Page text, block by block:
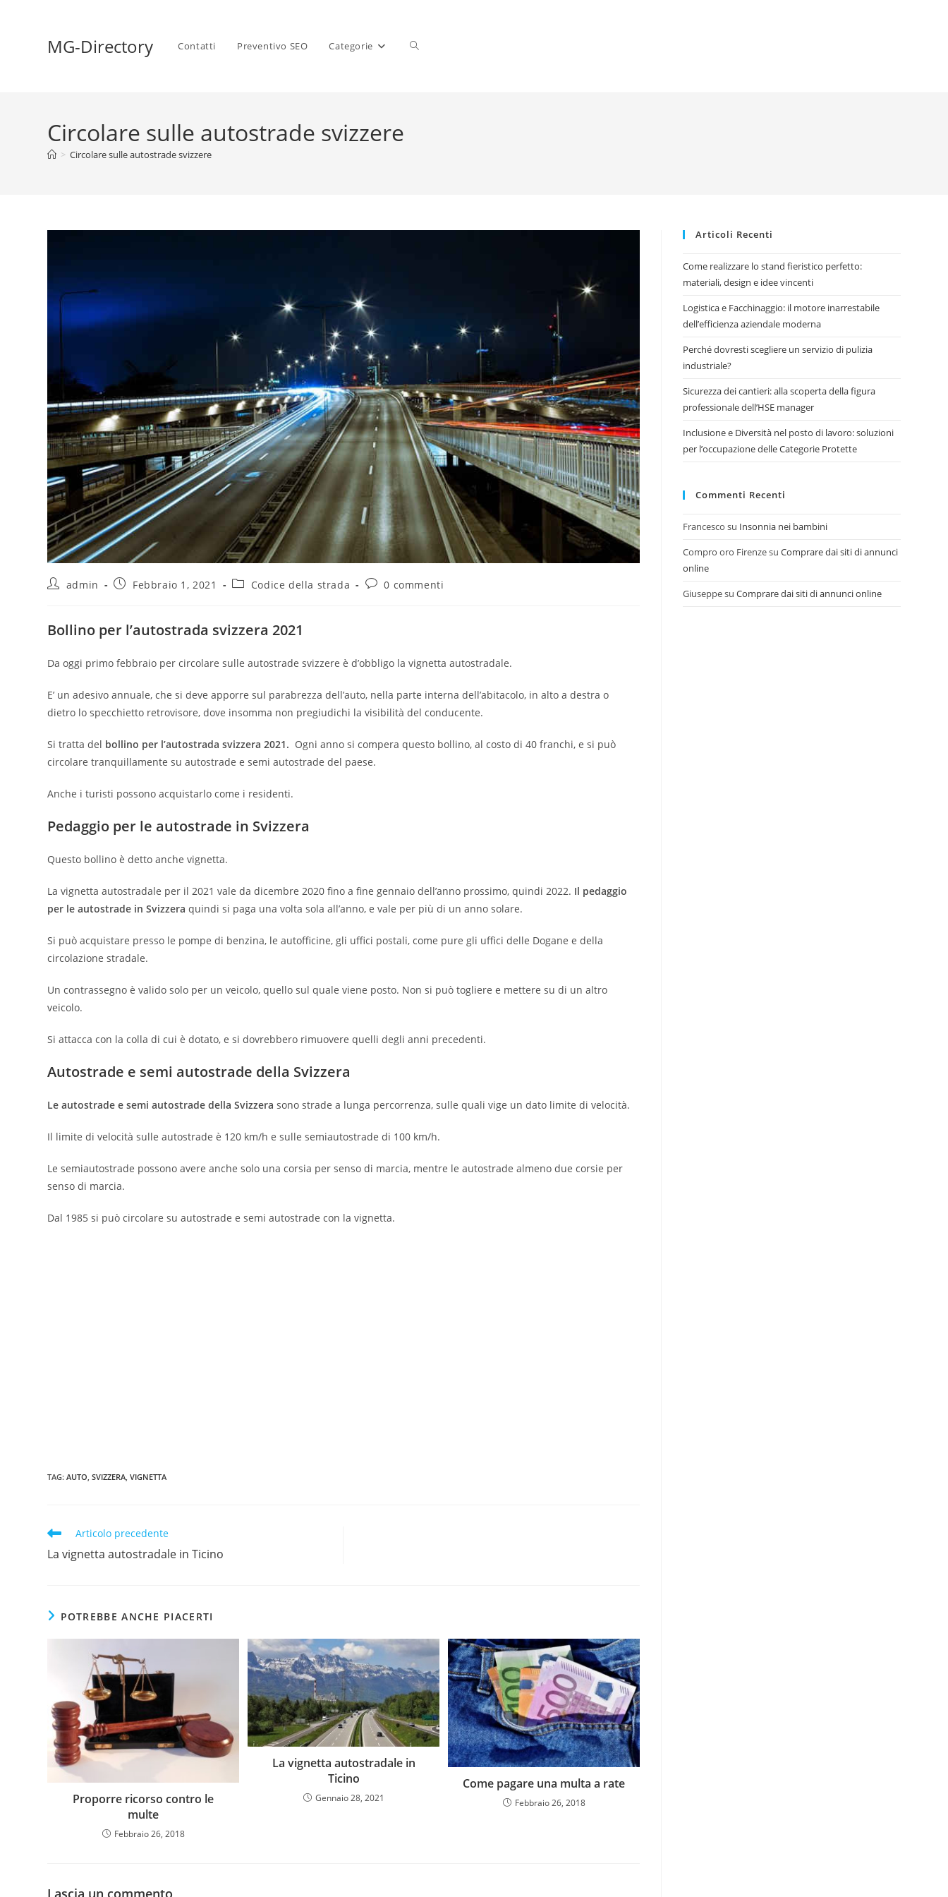
MG-Directory Contatti Preventivo SEO Categorie
Circolare sulle autostrade svizzere
> Circolare sulle autostrade svizzere
admin Febbraio 1, 2021 Codice della strada 0 commenti
Bollino per l’autostrada svizzera 2021
Da oggi primo febbraio per circolare sulle autostrade svizzere è d’obbligo la vignetta autostradale.
E’ un adesivo annuale, che si deve apporre sul parabrezza dell’auto, nella parte interna dell’abitacolo, in alto a destra o
dietro lo specchietto retrovisore, dove insomma non pregiudichi la visibilità del conducente.
Si tratta del bollino per l’autostrada svizzera 2021. Ogni anno si compera questo bollino, al costo di 40 franchi, e si può
circolare tranquillamente su autostrade e semi autostrade del paese.
Anche i turisti possono acquistarlo come i residenti.
Pedaggio per le autostrade in Svizzera
Questo bollino è detto anche vignetta.
La vignetta autostradale per il 2021 vale da dicembre 2020 fino a fine gennaio dell’anno prossimo, quindi 2022. Il pedaggio
per le autostrade in Svizzera quindi si paga una volta sola all’anno, e vale per più di un anno solare.
Si può acquistare presso le pompe di benzina, le autofficine, gli uffici postali, come pure gli uffici delle Dogane e della
circolazione stradale.
Un contrassegno è valido solo per un veicolo, quello sul quale viene posto. Non si può togliere e mettere su di un altro
veicolo.
Si attacca con la colla di cui è dotato, e si dovrebbero rimuovere quelli degli anni precedenti.
Autostrade e semi autostrade della Svizzera
Le autostrade e semi autostrade della Svizzera sono strade a lunga percorrenza, sulle quali vige un dato limite di velocità.
Il limite di velocità sulle autostrade è 120 km/h e sulle semiautostrade di 100 km/h.
Le semiautostrade possono avere anche solo una corsia per senso di marcia, mentre le autostrade almeno due corsie per
senso di marcia.
Dal 1985 si può circolare su autostrade e semi autostrade con la vignetta.
TAG:AUTO, SVIZZERA, VIGNETTA
Articolo precedente
La vignetta autostradale in Ticino
POTREBBE ANCHE PIACERTI
Proporre ricorso contro le
multe
Febbraio 26, 2018
La vignetta autostradale in
Ticino
Gennaio 28, 2021
Come pagare una multa a rate
Febbraio 26, 2018
Lascia un commento
Articoli Recenti
Come realizzare lo stand fieristico perfetto:
materiali, design e idee vincenti
Logistica e Facchinaggio: il motore inarrestabile
dell’efficienza aziendale moderna
Perché dovresti scegliere un servizio di pulizia
industriale?
Sicurezza dei cantieri: alla scoperta della figura
professionale dell’HSE manager
Inclusione e Diversità nel posto di lavoro: soluzioni
per l’occupazione delle Categorie Protette
Commenti Recenti
Francesco su Insonnia nei bambini
Compro oro FirenzesuComprare dai siti di annunci
online
GiuseppesuComprare dai siti di annunci online